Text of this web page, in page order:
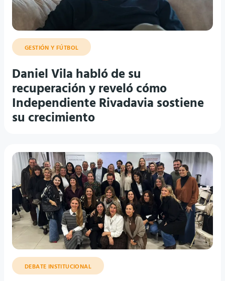
GESTIÓN Y FÚTBOL
Daniel Vila habló de su
recuperación y reveló cómo
Independiente Rivadavia sostiene
su crecimiento
DEBATE INSTITUCIONAL